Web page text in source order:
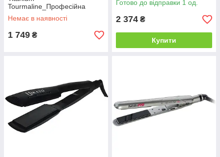
Tourmaline_Професійна
плойка 32 мм
Немає в наявності
1 749 ₴
Готово до відправки 1 од.
2 374 ₴
Купити